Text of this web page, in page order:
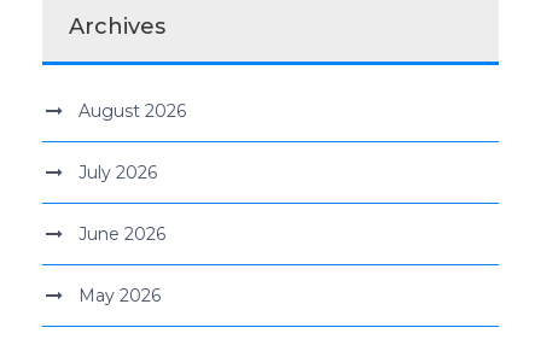
Archives
August 2026
July 2026
June 2026
May 2026